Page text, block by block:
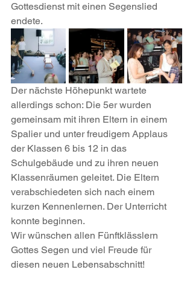
Gottesdienst mit einen Segenslied
endete.
Der nächste Höhepunkt wartete
allerdings schon: Die 5er wurden
gemeinsam mit ihren Eltern in einem
Spalier und unter freudigem Applaus
der Klassen 6 bis 12 in das
Schulgebäude und zu ihren neuen
Klassenräumen geleitet. Die Eltern
verabschiedeten sich nach einem
kurzen Kennenlernen. Der Unterricht
konnte beginnen.
Wir wünschen allen Fünftklässlern
Gottes Segen und viel Freude für
diesen neuen Lebensabschnitt!